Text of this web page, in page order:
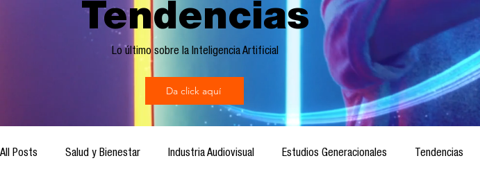
Tendencias
Lo último sobre la Inteligencia Artificial
Da click aquí
All Posts Salud y Bienestar Industria Audiovisual Estudios Generacionales Tendencias